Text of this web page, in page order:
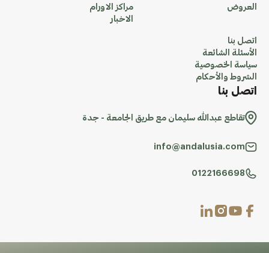
العروض
مراكز الاورام
الاخبار
اتصل بنا
الأسئلة الشائعة
سياسة الخصوصية
الشروط والأحكام
اتصل بنا
تقاطع عبدالله سليمان مع طريق الجامعة - جدة
info@andalusia.com
0122166698